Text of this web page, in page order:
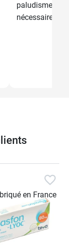
paludisme à
nécessaire,...